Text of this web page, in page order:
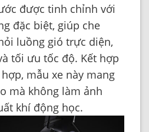
được tinh chỉnh với
đặc biệt, giúp che
luồng gió trực diện,
tối ưu tốc độ. Kết hợp
mẫu xe này mang
mà không làm ảnh
khí động học.